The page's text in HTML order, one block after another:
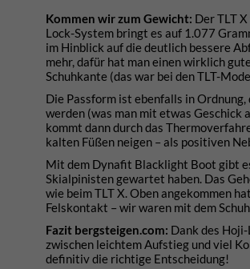
Kommen wir zum Gewicht: Der TLT
Lock-System bringt es auf 1.077
im Hinblick auf die deutlich bessere
mehr, dafür hat man einen wirklich
Schuhkante (das war bei den TLT-
Die Passform ist ebenfalls in
werden (was man mit etwas Geschick
kommt dann durch das
kalten Füßen neigen – als positiven
Mit dem Dynafit Blacklight Boot gibt
Skialpinisten gewartet haben. Das
wie beim TLT X. Oben angekommen
Felskontakt – wir waren mit dem
Fazit bergsteigen.com: Dank des
zwischen leichtem Aufstieg und viel
definitiv die richtige Entscheidung!